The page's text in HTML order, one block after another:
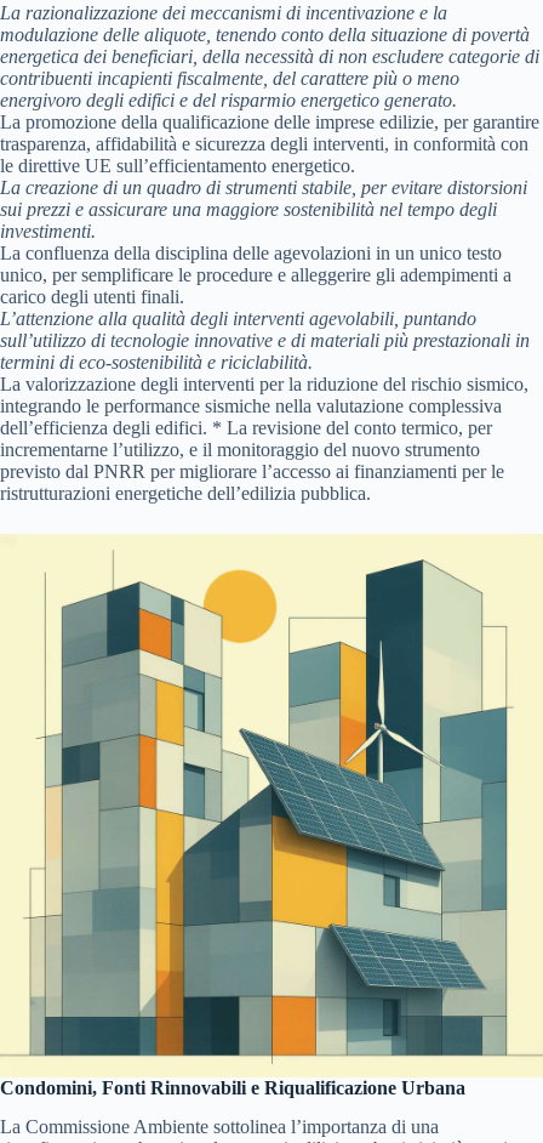
La razionalizzazione dei meccanismi di incentivazione e la
modulazione delle aliquote, tenendo conto della situazione di povertà
energetica dei beneficiari, della necessità di non escludere categorie di
contribuenti incapienti fiscalmente, del carattere più o meno
energivoro degli edifici e del risparmio energetico generato.
La promozione della qualificazione delle imprese edilizie, per garantire
trasparenza, affidabilità e sicurezza degli interventi, in conformità con
le direttive UE sull’efficientamento energetico.
La creazione di un quadro di strumenti stabile, per evitare distorsioni
sui prezzi e assicurare una maggiore sostenibilità nel tempo degli
investimenti.
La confluenza della disciplina delle agevolazioni in un unico testo
unico, per semplificare le procedure e alleggerire gli adempimenti a
carico degli utenti finali.
L’attenzione alla qualità degli interventi agevolabili, puntando
sull’utilizzo di tecnologie innovative e di materiali più prestazionali in
termini di eco-sostenibilità e riciclabilità.
La valorizzazione degli interventi per la riduzione del rischio sismico,
integrando le performance sismiche nella valutazione complessiva
dell’efficienza degli edifici. * La revisione del conto termico, per
incrementarne l’utilizzo, e il monitoraggio del nuovo strumento
previsto dal PNRR per migliorare l’accesso ai finanziamenti per le
ristrutturazioni energetiche dell’edilizia pubblica.
Condomini, Fonti Rinnovabili e Riqualificazione Urbana
La Commissione Ambiente sottolinea l’importanza di una